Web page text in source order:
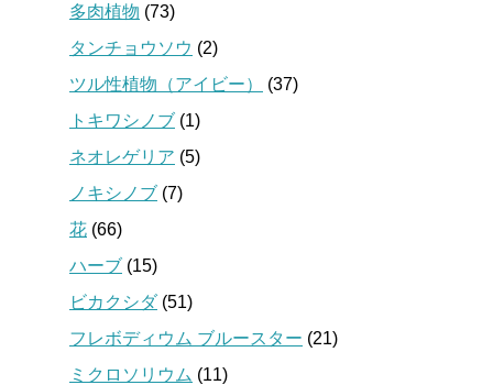
多肉植物 (73)
タンチョウソウ (2)
ツル性植物（アイビー）
(37)
トキワシノブ (1)
ネオレゲリア (5)
ノキシノブ (7)
花 (66)
ハーブ (15)
ビカクシダ(51)
フレボディウム ブルースター (21)
ミクロソリウム (11)